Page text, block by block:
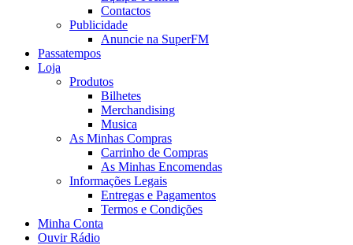
Contactos
Publicidade
Anuncie na SuperFM
Passatempos
Loja
Produtos
Bilhetes
Merchandising
Musica
As Minhas Compras
Carrinho de Compras
As Minhas Encomendas
Informações Legais
Entregas e Pagamentos
Termos e Condições
Minha Conta
Ouvir Rádio